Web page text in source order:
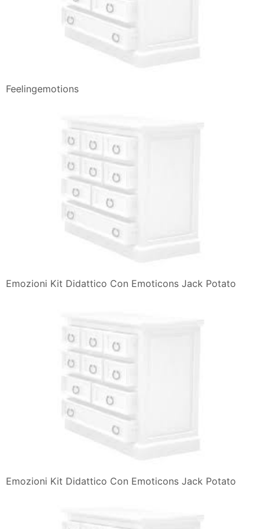
Feelingemotions
Emozioni Kit Didattico Con Emoticons Jack Potato
Emozioni Kit Didattico Con Emoticons Jack Potato